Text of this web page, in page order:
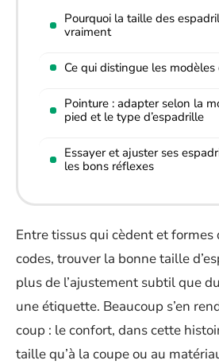
Pourquoi la taille des
vraiment
Ce qui distingue les modèles
Pointure : adapter selon la
pied et le type d’espadrille
Essayer et ajuster ses
les bons réflexes
Entre tissus qui cèdent et formes
codes, trouver la bonne taille
plus de l’ajustement subtil que
une étiquette. Beaucoup s’en
coup : le confort, dans cette
taille qu’à la coupe ou au